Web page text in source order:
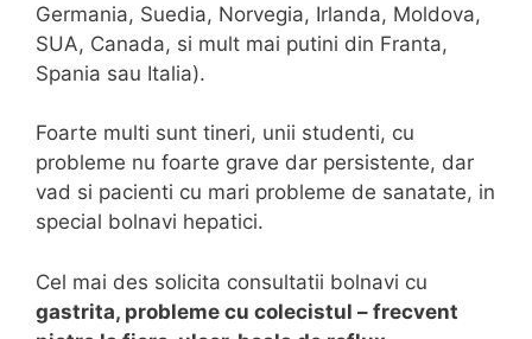
Germania, Suedia, Norvegia, Irlanda, Moldova,
SUA, Canada, si mult mai putini din Franta,
Spania sau Italia).
Foarte multi sunt tineri, unii studenti, cu
probleme nu foarte grave dar persistente, dar
vad si pacienti cu mari probleme de sanatate, in
special bolnavi hepatici.
Cel mai des solicita consultatii bolnavi cu
gastrita, probleme cu colecistul – frecvent